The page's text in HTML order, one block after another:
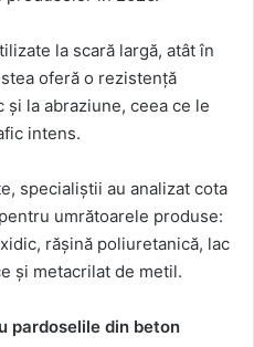
la scară largă, atât în
oferă o rezistență
la abraziune, ceea ce le
intens.
specialiștii au analizat cota
umrătoarele produse:
rășină poliuretanică, lac
și metacrilat de metil.
pardoselile din beton